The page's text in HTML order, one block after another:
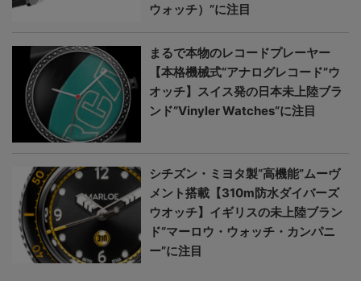
ウォッチ）”に注目
まるで本物のレコードプレーヤー
【本格機械式“アナログレコード”ウ
オッチ】スイス発の日本未上陸ブラ
ンド“Vinyler Watches”に注目
シチズン・ミヨタ製“高機能”ムーヴ
メント搭載【310m防水ダイバーズ
ウオッチ】イギリスの未上陸ブラン
ド“マーロウ・ウォッチ・カンパニ
ー”に注目